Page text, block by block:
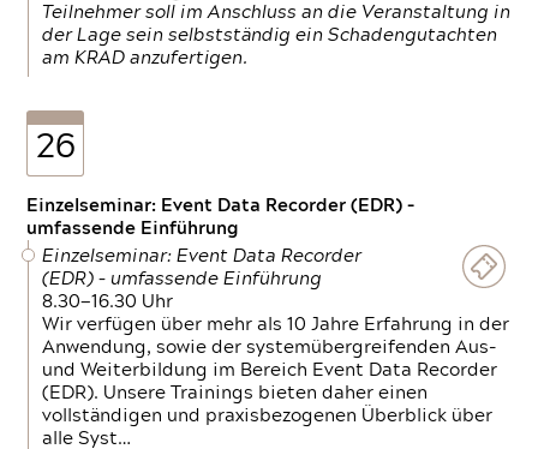
Teilnehmer soll im Anschluss an die Veranstaltung in
der Lage sein selbstständig ein Schadengutachten
am KRAD anzufertigen.
26
Einzelseminar: Event Data Recorder (EDR) –
umfassende Einführung
Einzelseminar: Event Data Recorder
(EDR) – umfassende Einführung
8.30—16.30 Uhr
Wir verfügen über mehr als 10 Jahre Erfahrung in der
Anwendung, sowie der systemübergreifenden Aus-
und Weiterbildung im Bereich Event Data Recorder
(EDR). Unsere Trainings bieten daher einen
vollständigen und praxisbezogenen Überblick über
alle Syst…